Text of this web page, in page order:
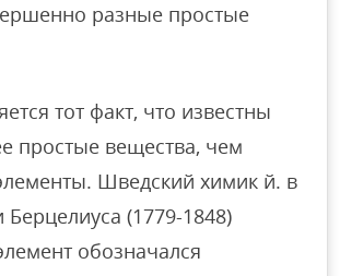
разные простые
тот факт, что известны
простые вещества, чем
Шведский химик й. в
(1779-1848)
обозначался